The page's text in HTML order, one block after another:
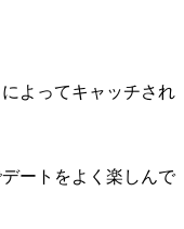
よってキャッチされ
ートをよく楽しんで